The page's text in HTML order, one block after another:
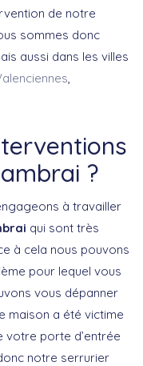
de notre
sommes donc
aussi dans les villes
?
à travailler
qui sont très
à cela nous pouvons
pour lequel vous
vous dépanner
maison a été victime
votre porte d’entrée
notre serrurier